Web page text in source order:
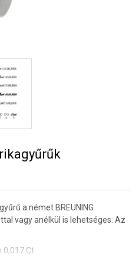
a német BREUNING
vagy anélkül is lehetséges. Az
Ct.